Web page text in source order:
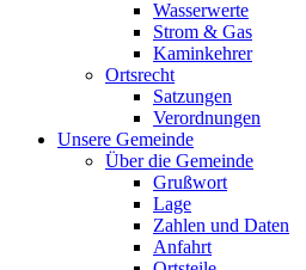
Wasserwerte
Strom & Gas
Kaminkehrer
Ortsrecht
Satzungen
Verordnungen
Unsere Gemeinde
Über die Gemeinde
Grußwort
Lage
Zahlen und Daten
Anfahrt